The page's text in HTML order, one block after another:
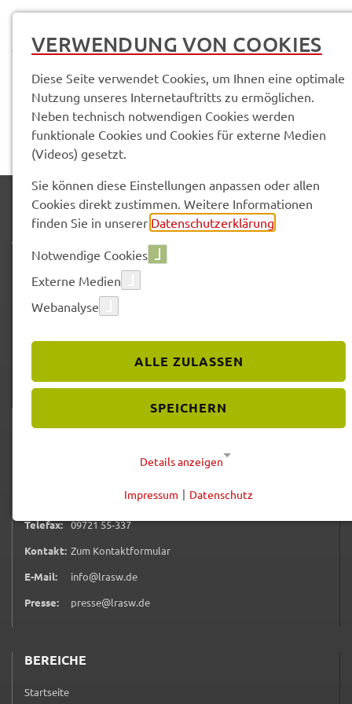
ADRESSE
Landratsamt Schweinfurt
Schrammstr. 1
Erreichbarkeit
Telefax: 09721 55-3370 9 7 2 1 5 5 3 3 7
Kontakt: Zum Kontaktformular(öffnet in neuem Tab)
E-Mail:
info@lrasw.de
Presse:
presse@lrasw.de
BEREICHE
Startseite
VERWENDUNG VON COOKIES
Diese Seite verwendet Cookies, um Ihnen eine optimale
Nutzung unseres Internetauftritts zu ermöglichen.
Neben technisch notwendigen Cookies werden
funktionale Cookies und Cookies für externe Medien
(Videos) gesetzt.
Sie können diese Einstellungen anpassen oder allen
Cookies direkt zustimmen. Weitere Informationen
finden Sie in unserer Datenschutzerklärung
Notwendige Cookies
Externe Medien
Webanalyse
ALLE ZULASSEN
SPEICHERN
Details anzeigen
Diese Cookies werden für eine reibungslose
Funktion unserer Website benötigt.
Anbieter:
Impressum | Datenschutz